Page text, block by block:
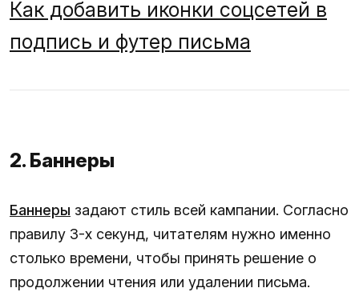
Как добавить иконки соцсетей в
подпись и футер письма
2. Баннеры
Баннеры задают стиль всей кампании. Согласно
правилу 3-х секунд, читателям нужно именно
столько времени, чтобы принять решение о
продолжении чтения или удалении письма.